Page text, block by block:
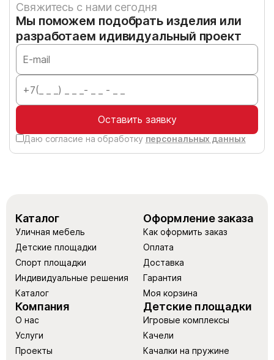
Свяжитесь с нами сегодня
Мы поможем подобрать изделия или
разработаем идивидуальный проект
Оставить заявку
Даю согласие на обработку персональных данных
Каталог
Уличная мебель
Детские площадки
Спорт площадки
Индивидуальные решения
Каталог
Оформление заказа
Как оформить заказ
Оплата
Доставка
Гарантия
Моя корзина
Компания
О нас
Услуги
Проекты
Детские площадки
Игровые комплексы
Качели
Качалки на пружине